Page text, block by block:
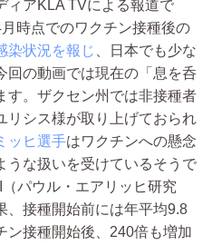
アKLA TVによる報道で
時点でのワクチン接種後の
染状況を報じ
、日本でも少な
回の動画では現在の「息を呑
す。ザクセン州では非接種者
リシス様が取り上げておられ
ッヒ選手はワクチンへの懸念
うな扱いを受けているそうで
パウル・エアリッヒ研究
、接種開始前には年平均9.8
ン接種開始後、240倍も増加